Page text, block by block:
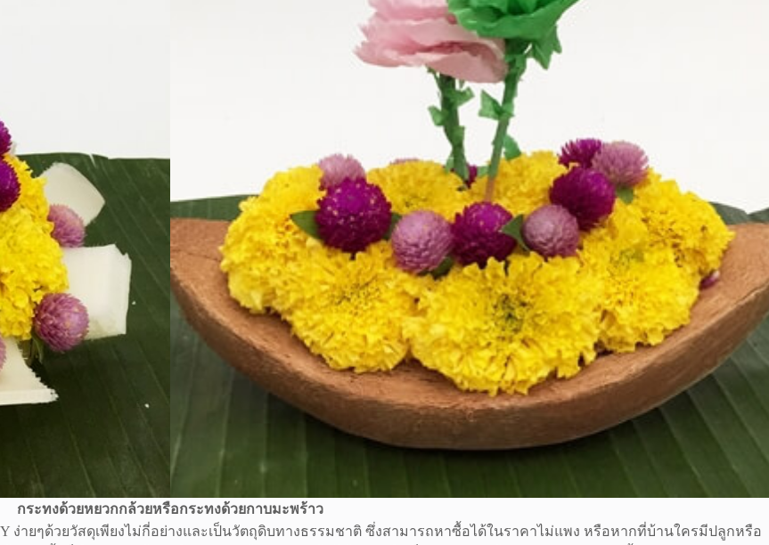
กระทงด้วยหยวกกล้วยหรือกระทงด้วยกาบมะพร้าว
ง่ายๆด้วยวัสดุเพียงไม่กี่อย่างและเป็นวัตถุดิบทางธรรมชาติ ซึ่งสามารถหาซื้อได้ในราคาไม่แพง หรือหากที่บ้านใครมีปลูกหรือ